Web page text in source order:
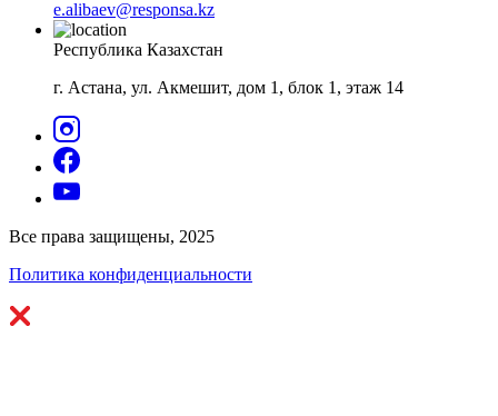
e.alibaev@responsa.kz
Республика Казахстан
г. Астана, ул. Акмешит, дом 1, блок 1, этаж 14
Все права защищены, 2025
Политика конфиденциальности